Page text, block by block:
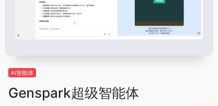
AI智能体
Genspark超级智能体